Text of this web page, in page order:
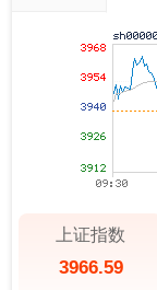
上证指数
3966.59